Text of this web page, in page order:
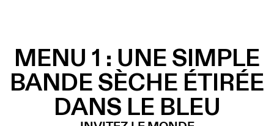
MENU 1 : UNE SIMPLE
BANDE SÈCHE ÉTIRÉE
DANS LE BLEU